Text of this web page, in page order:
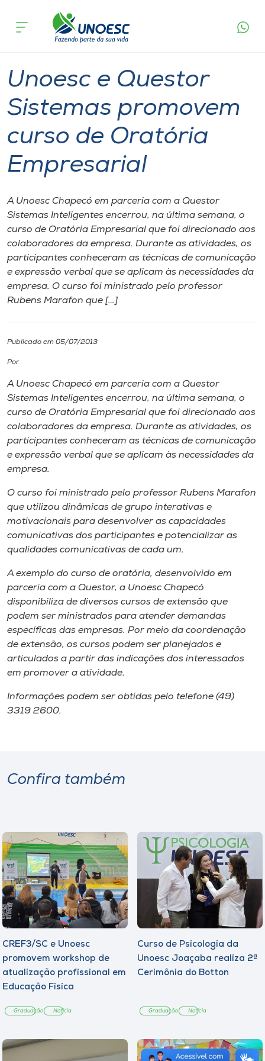
Cursos
Pesquisa
Atendimento ao Estudante
Portal de Ensino
A
Internacionalização
I.nova
Cultura
CPA
Biblioteca
Editora
Rádio
Museu
Unoesc
Store
Selecione
acontece
Unoesc e Questor
Sistemas promovem
curso de Oratória
Empresarial
A Unoesc Chapecó em parceria com a Questor
Sistemas Inteligentes encerrou, na última semana, o
curso de Oratória Empresarial que foi direcionado aos
colaboradores da empresa. Durante as atividades, os
participantes conheceram as técnicas de comunicação
e expressão verbal que se aplicam às necessidades da
empresa. O curso foi ministrado pelo professor
Rubens Marafon que […]
Publicado em 05/07/2013
Por
A Unoesc Chapecó em parceria com a Questor
Sistemas Inteligentes encerrou, na última semana, o
curso de Oratória Empresarial que foi direcionado aos
colaboradores da empresa. Durante as atividades, os
participantes conheceram as técnicas de comunicação
e expressão verbal que se aplicam às necessidades da
empresa.
O curso foi ministrado pelo professor Rubens Marafon
que utilizou dinâmicas de grupo interativas e
motivacionais para desenvolver as capacidades
comunicativas dos participantes e potencializar as
qualidades comunicativas de cada um.
A exemplo do curso de oratória, desenvolvido em
parceria com a Questor, a Unoesc Chapecó
disponibiliza de diversos cursos de extensão que
podem ser ministrados para atender demandas
específicas das empresas. Por meio da coordenação
de extensão, os cursos podem ser planejados e
articulados a partir das indicações dos interessados
em promover a atividade.
Informações podem ser obtidas pelo telefone (49)
3319 2600.
Confira também
CREF3/SC e Unoesc
promovem workshop de
atualização profissional em
Educação Física
Graduação Notícia
Curso de Psicologia da
Unoesc Joaçaba realiza 2ª
Cerimônia do Botton
Graduação Notícia